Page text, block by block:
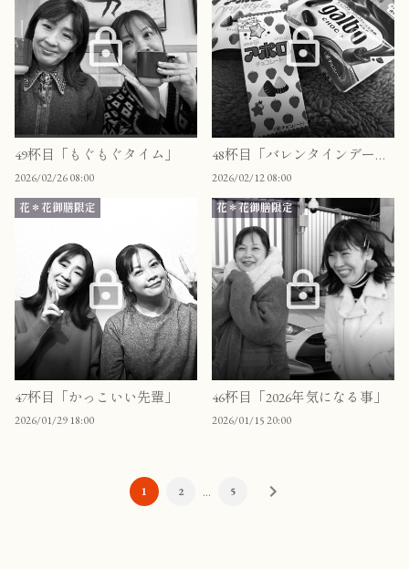
49杯目「もぐもぐタイム」
2026/02/26 08:00
48杯目「バレンタインデーイブイブ」
2026/02/12 08:00
花＊花御膳限定
47杯目「かっこいい先輩」
2026/01/29 18:00
花＊花御膳限定
46杯目「2026年気になる事」
2026/01/15 20:00
1 2 … 5